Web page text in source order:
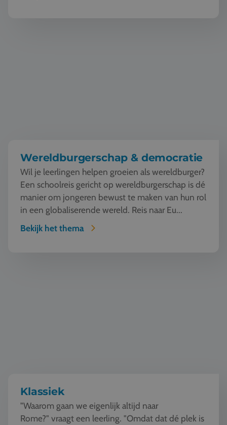
Wereldburgerschap & democratie
Wil je leerlingen helpen groeien als wereldburger?
Een schoolreis gericht op wereldburgerschap is dé
manier om jongeren bewust te maken van hun rol
in een globaliserende wereld. Reis naar Eu...
Bekijk het thema
Klassiek
"Waarom gaan we eigenlijk altijd naar
Rome?" vraagt een leerling. "Omdat dat dé plek is